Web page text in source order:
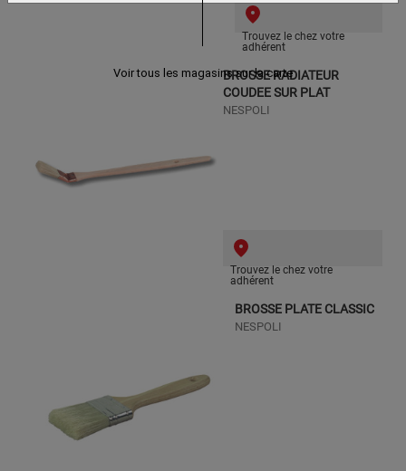
Trouvez le chez votre
adhérent
BROSSE RADIATEUR
COUDEE SUR PLAT
NESPOLI
Trouvez le chez votre
adhérent
BROSSE PLATE CLASSIC
NESPOLI
Voir tous les magasins sur la carte